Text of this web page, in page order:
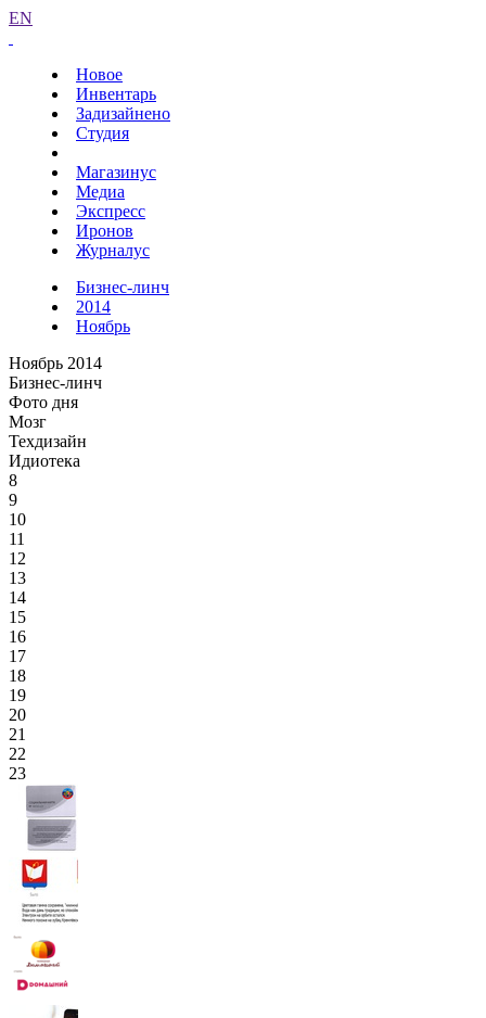
EN
Новое
Инвентарь
Задизайнено
Студия
Магазинус
Медиа
Экспресс
Иронов
Журналус
Бизнес-линч
2014
Ноябрь
Ноябрь 2014
Бизнес-линч
Фото дня
Мозг
Техдизайн
Идиотека
8
9
10
11
12
13
14
15
16
17
18
19
20
21
22
23